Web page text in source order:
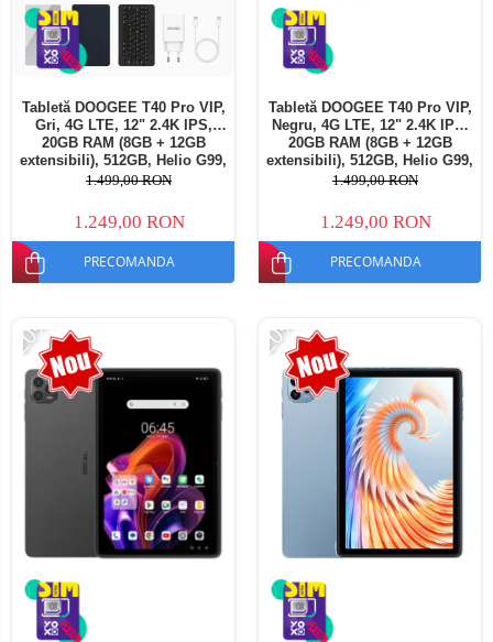
Tabletă DOOGEE T40 Pro VIP,
Gri, 4G LTE, 12" 2.4K IPS,
20GB RAM (8GB + 12GB
extensibili), 512GB, Helio G99,
10800mAh, 33W, Android 14,
1.499,00 RON
1.249,00 RON
PRECOMANDA
Tabletă DOOGEE T40 Pro VIP,
Negru, 4G LTE, 12" 2.4K IPS,
20GB RAM (8GB + 12GB
extensibili), 512GB, Helio G99,
10800mAh, 33W, Android 14,
1.499,00 RON
1.249,00 RON
PRECOMANDA
-20% -20%